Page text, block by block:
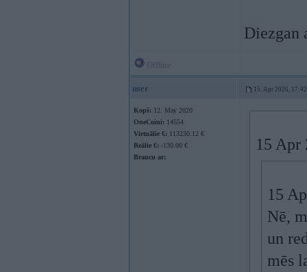
Diezgan
user 15. Apr 2026, 17:42
Kopš: 12. May 2020
OneCoini: 14554
Virtuālie €: 113230.12 €
Reālie €: -130.00 €
Braucu ar:
15 Apr
15
Nē,
un
mēs